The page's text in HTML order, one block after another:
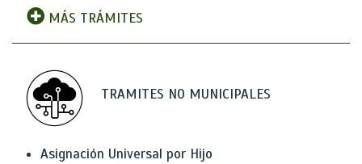
MÁS TRÁMITES
TRAMITES NO MUNICIPALES
Asignación Universal por Hijo